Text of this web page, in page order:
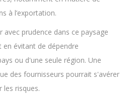
à l’exportation.
avec prudence dans ce paysage
évitant de dépendre
ou d'une seule région. Une
des fournisseurs pourrait s'avérer
les risques.